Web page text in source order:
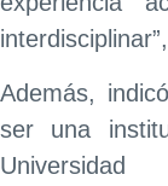
Además,
ser una